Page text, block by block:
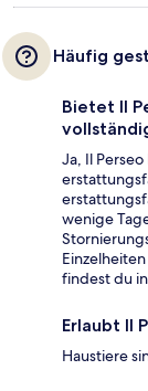
Häufig
Bietet Il
Ja, Il
wenige
findest du
Erlaubt Il
Haustiere